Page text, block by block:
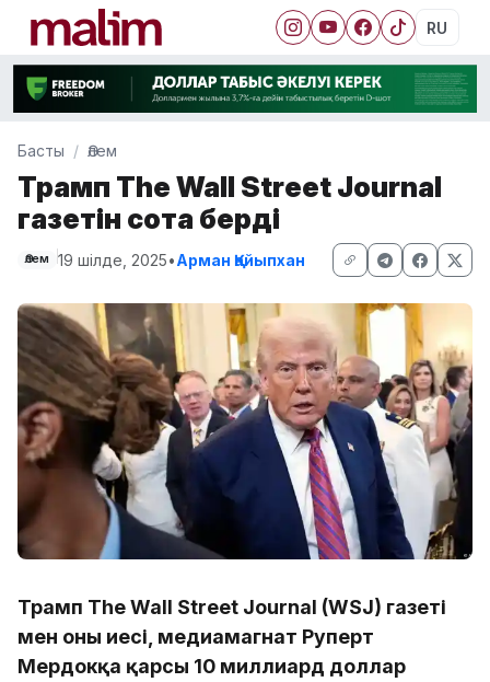
RU
Басты Әлем
Трамп The Wall Street Journal
газетін сотқа берді
Әлем 19 шілде, 2025•Арман Қайыпхан
Трамп The Wall Street Journal (WSJ) газеті
мен оның иесі, медиамагнат Руперт
Мердокқа қарсы 10 миллиард доллар